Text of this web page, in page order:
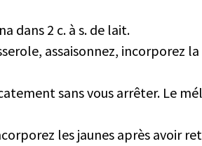
dans 2 c. à s. de lait.
assaisonnez, incorporez
sans vous arrêter. Le
les jaunes après avoir